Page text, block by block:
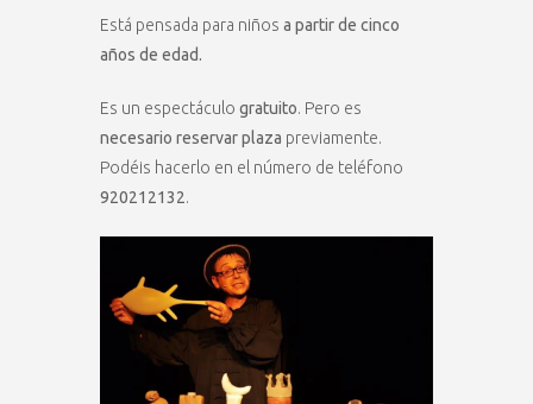
Está pensada para niños a partir de cinco
años de edad.
Es un espectáculo gratuito. Pero es
necesario reservar plaza previamente.
Podéis hacerlo en el número de teléfono
920212132.